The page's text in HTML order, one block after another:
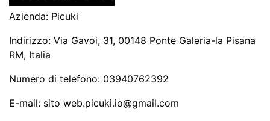
Azienda: Picuki
Indirizzo: Via Gavoi, 31, 00148 Ponte Galeria-la Pisana
RM, Italia
Numero di telefono: 03940762392
E-mail: sito web.picuki.io@gmail.com